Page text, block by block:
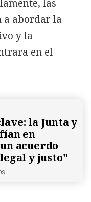
las
a abordar la
y la
en el
la Junta y
en
acuerdo
y justo"